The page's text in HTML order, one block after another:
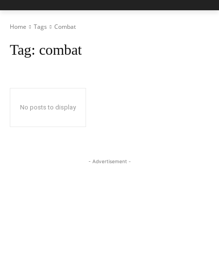
Home Tags Combat
Tag: combat
No posts to display
- Advertisement -